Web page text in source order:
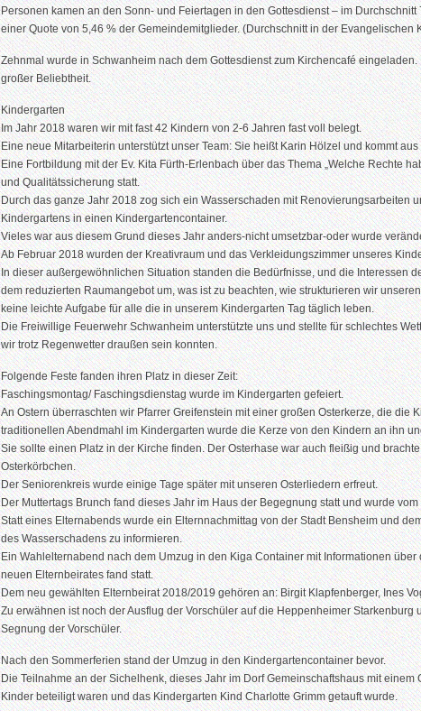
Personen kamen an den Sonn- und Feiertagen in den Gottesdienst – im
einer Quote von 5,46 % der Gemeindemitglieder. (Durchschnitt in der
Zehnmal wurde in Schwanheim nach dem Gottesdienst zum Kirchencafé
großer Beliebtheit.
Kindergarten
Im Jahr 2018 waren wir mit fast 42 Kindern von 2-6 Jahren fast voll belegt.
Eine neue Mitarbeiterin unterstützt unser Team: Sie heißt Karin Hölzel und kommt
Eine Fortbildung mit der Ev. Kita Fürth-Erlenbach über das Thema „Welche Rechte
und Qualitätssicherung statt.
Durch das ganze Jahr 2018 zog sich ein Wasserschaden mit Renovierungsarbeiten
Kindergartens in einen Kindergartencontainer.
Vieles war aus diesem Grund dieses Jahr anders-nicht umsetzbar-oder wurde
Ab Februar 2018 wurden der Kreativraum und das Verkleidungszimmer unseres
In dieser außergewöhnlichen Situation standen die Bedürfnisse, und die Interessen
dem reduzierten Raumangebot um, was ist zu beachten, wie strukturieren wir
keine leichte Aufgabe für alle die in unserem Kindergarten Tag täglich leben.
Die Freiwillige Feuerwehr Schwanheim unterstützte uns und stellte für schlechtes
wir trotz Regenwetter draußen sein konnten.
Folgende Feste fanden ihren Platz in dieser Zeit:
Faschingsmontag/ Faschingsdienstag wurde im Kindergarten gefeiert.
An Ostern überraschten wir Pfarrer Greifenstein mit einer großen Osterkerze, die die
traditionellen Abendmahl im Kindergarten wurde die Kerze von den Kindern an ihn
Sie sollte einen Platz in der Kirche finden. Der Osterhase war auch fleißig und
Osterkörbchen.
Der Seniorenkreis wurde einige Tage später mit unseren Osterliedern erfreut.
Der Muttertags Brunch fand dieses Jahr im Haus der Begegnung statt und wurde
Statt eines Elternabends wurde ein Elternnachmittag von der Stadt Bensheim und
des Wasserschadens zu informieren.
Ein Wahlelternabend nach dem Umzug in den Kiga Container mit Informationen
neuen Elternbeirates fand statt.
Dem neu gewählten Elternbeirat 2018/2019 gehören an: Birgit Klapfenberger, Ines
Zu erwähnen ist noch der Ausflug der Vorschüler auf die Heppenheimer Starkenburg
Segnung der Vorschüler.
Nach den Sommerferien stand der Umzug in den Kindergartencontainer bevor.
Die Teilnahme an der Sichelhenk, dieses Jahr im Dorf Gemeinschaftshaus mit einem
Kinder beteiligt waren und das Kindergarten Kind Charlotte Grimm getauft wurde.